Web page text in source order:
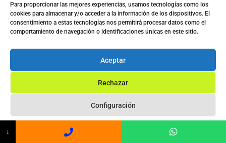
Para proporcionar las mejores experiencias, usamos tecnologías como los
cookies para almacenar y/o acceder a la información de los dispositivos. El
consentimiento a estas tecnologías nos permitirá procesar datos como el
comportamiento de navegación o identificaciones únicas en este sitio.
Aceptar
Rechazar
Configuración
↓